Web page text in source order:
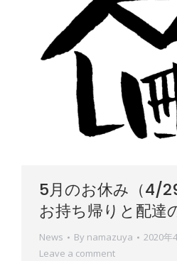
5月のお休み（4/
お持ち帰りと配達
News By namazuya
2020年
Leave a comment